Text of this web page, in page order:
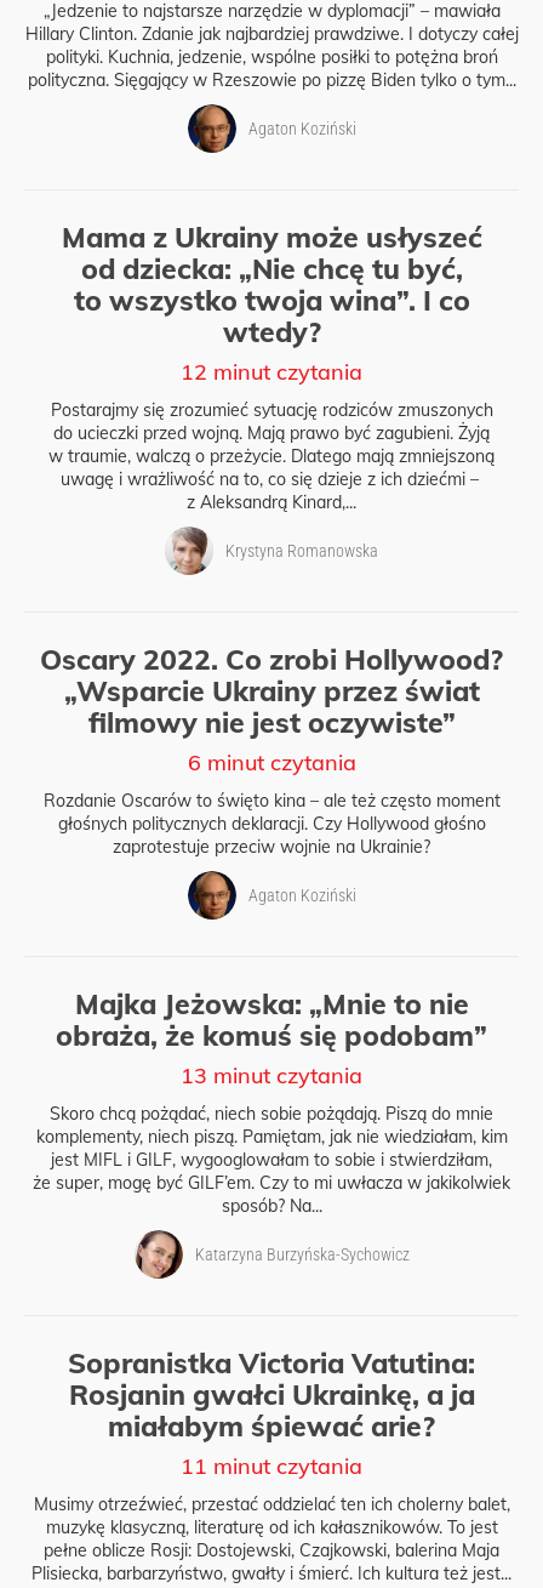
„Jedzenie to najstarsze narzędzie w dyplomacji” – mawiała
Hillary Clinton. Zdanie jak najbardziej prawdziwe. I dotyczy całej
polityki. Kuchnia, jedzenie, wspólne posiłki to potężna broń
polityczna. Sięgający w Rzeszowie po pizzę Biden tylko o tym...
Agaton Koziński
Mama z Ukrainy może usłyszeć
od dziecka: „Nie chcę tu być,
to wszystko twoja wina”. I co
wtedy?
12 minut czytania
Postarajmy się zrozumieć sytuację rodziców zmuszonych
do ucieczki przed wojną. Mają prawo być zagubieni. Żyją
w traumie, walczą o przeżycie. Dlatego mają zmniejszoną
uwagę i wrażliwość na to, co się dzieje z ich dziećmi –
z Aleksandrą Kinard,...
Krystyna Romanowska
Oscary 2022. Co zrobi Hollywood?
„Wsparcie Ukrainy przez świat
filmowy nie jest oczywiste”
6 minut czytania
Rozdanie Oscarów to święto kina – ale też często moment
głośnych politycznych deklaracji. Czy Hollywood głośno
zaprotestuje przeciw wojnie na Ukrainie?
Agaton Koziński
Majka Jeżowska: „Mnie to nie
obraża, że komuś się podobam”
13 minut czytania
Skoro chcą pożądać, niech sobie pożądają. Piszą do mnie
komplementy, niech piszą. Pamiętam, jak nie wiedziałam, kim
jest MIFL i GILF, wygooglowałam to sobie i stwierdziłam,
że super, mogę być GILF’em. Czy to mi uwłacza w jakikolwiek
sposób? Na...
Katarzyna Burzyńska-Sychowicz
Sopranistka Victoria Vatutina:
Rosjanin gwałci Ukrainkę, a ja
miałabym śpiewać arie?
11 minut czytania
Musimy otrzeźwieć, przestać oddzielać ten ich cholerny balet,
muzykę klasyczną, literaturę od ich kałasznikowów. To jest
pełne oblicze Rosji: Dostojewski, Czajkowski, balerina Maja
Plisiecka, barbarzyństwo, gwałty i śmierć. Ich kultura też jest...